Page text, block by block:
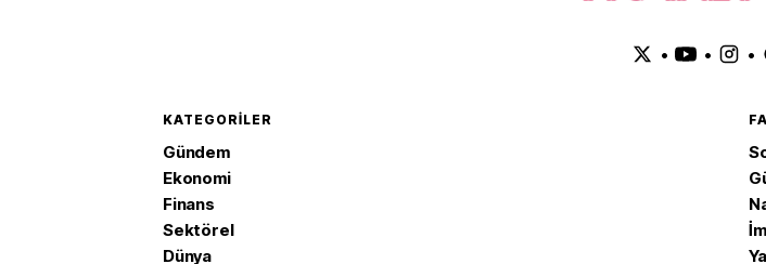
• • •
KATEGORILER
Gündem
Ekonomi
Finans
Sektörel
Dünya